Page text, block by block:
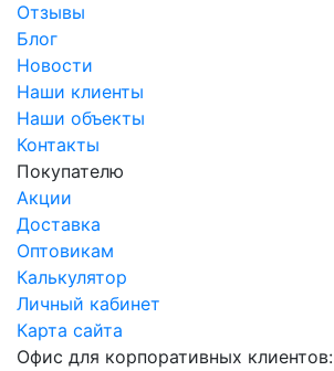
Отзывы
Блог
Новости
Наши клиенты
Наши объекты
Контакты
Покупателю
Акции
Доставка
Оптовикам
Калькулятор
Личный кабинет
Карта сайта
Офис для корпоративных клиентов: